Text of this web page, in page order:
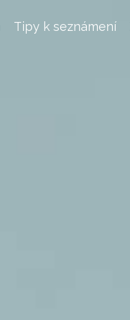
Tipy k seznámení